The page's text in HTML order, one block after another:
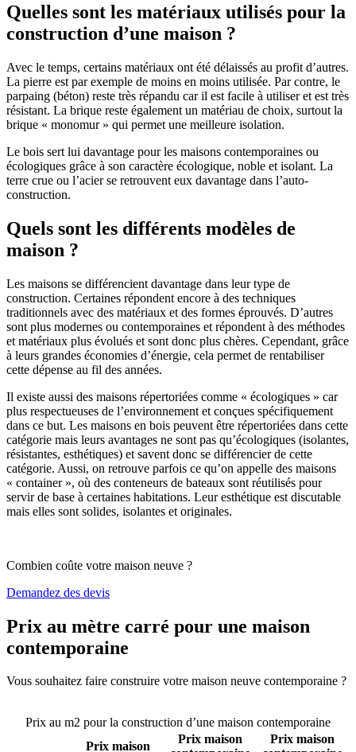
Quelles sont les matériaux utilisés pour la
construction d’une maison ?
Avec le temps, certains matériaux ont été délaissés au profit d’autres.
La pierre est par exemple de moins en moins utilisée. Par contre, le
parpaing (béton) reste très répandu car il est facile à utiliser et est très
résistant. La brique reste également un matériau de choix, surtout la
brique « monomur » qui permet une meilleure isolation.
Le bois sert lui davantage pour les maisons contemporaines ou
écologiques grâce à son caractère écologique, noble et isolant. La
terre crue ou l’acier se retrouvent eux davantage dans l’auto-
construction.
Quels sont les différents modèles de
maison ?
Les maisons se différencient davantage dans leur type de
construction. Certaines répondent encore à des techniques
traditionnels avec des matériaux et des formes éprouvés. D’autres
sont plus modernes ou contemporaines et répondent à des méthodes
et matériaux plus évolués et sont donc plus chères. Cependant, grâce
à leurs grandes économies d’énergie, cela permet de rentabiliser
cette dépense au fil des années.
Il existe aussi des maisons répertoriées comme « écologiques » car
plus respectueuses de l’environnement et conçues spécifiquement
dans ce but. Les maisons en bois peuvent être répertoriées dans cette
catégorie mais leurs avantages ne sont pas qu’écologiques (isolantes,
résistantes, esthétiques) et savent donc se différencier de cette
catégorie. Aussi, on retrouve parfois ce qu’on appelle des maisons
« container », où des conteneurs de bateaux sont réutilisés pour
servir de base à certaines habitations. Leur esthétique est discutable
mais elles sont solides, isolantes et originales.
Combien coûte votre maison neuve ?
Demandez des devis
Prix au mètre carré pour une maison
contemporaine
Vous souhaitez faire construire votre maison neuve contemporaine ?
Prix au m2 pour la construction d’une maison contemporaine
Prix maison
Prix maison
Prix maison